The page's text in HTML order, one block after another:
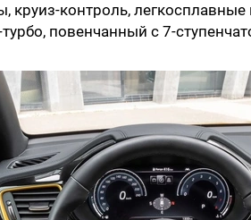
круиз-контроль,
повенчанный с 7-